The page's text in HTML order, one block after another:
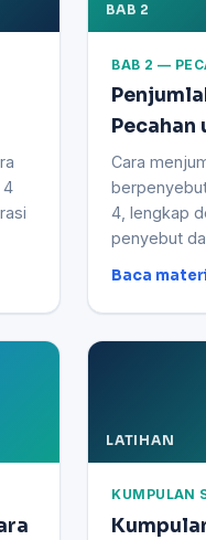
4
BAB 2
BAB 2 —
Pecahan
Cara
4, lengkap
penyebut
Baca
LATIHAN
KUMPULAN